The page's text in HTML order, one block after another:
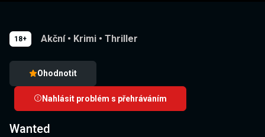
18+ Akční • Krimi • Thriller
Ohodnotit
Nahlásit problém s přehráváním
Wanted